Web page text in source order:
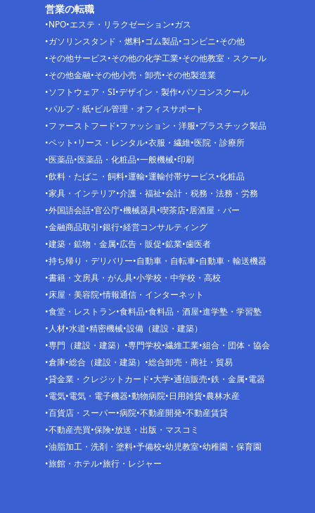
営業の転職
NPO エステ・リラクゼーション ガス
ガソリンスタンド・燃料 ゴム製品 コンビニ その他
その他サービス その他の化学工業 その他教室・スクール
その他金融 その他小売・卸売 その他製造業
ソフトウェア・SI デザイン・製作 パソコンスクール
パルプ・紙 ビル管理・オフィスサポート
ファーストフード ファッション・洋服 プラスチック製品
ペット リース・レンタル 衣服・繊維 医院・診療所
医薬品 医薬品・化粧品 一般機械 印刷
飲料・たばこ・飼料 運輸 運輸付帯サービス 化粧品
家具・インテリア 介護・福祉 会計・税務・法務・労務
外国語会話 官公庁 機械器具 喫茶店 居酒屋・バー
金融商品取引 銀行 経営コンサルティング
建築・鉱物・金属 広告・販促 鉱業 歯医者
持ち帰り・デリバリー 自動車・自転車 自動車・輸送機器
書籍・文房具・がん具 小学校・中学校・高校
床屋・美容院 情報通信・インターネット
食堂・レストラン 食料品 食料品・酒屋 進学塾・学習塾
人材 水道 精密機械 設備（建設・建築）
専門（建設・建築）
専門学校 繊維工業 組合・団体・協会
倉庫 総合（建設・建築）
総合卸売・商社・貿易
貸金業・クレジットカード 大学 通信販売 鉄・金属 電器
電気 電気・電子機器 動物病院 日用雑貨 農林水産
百貨店・スーパー 病院 不動産開発 不動産賃貸
不動産売買 保険 放送・出版・マスコミ
油脂加工・洗剤・塗料 予備校 幼児教室 幼稚園・保育園
旅館・ホテル 旅行・レジャー